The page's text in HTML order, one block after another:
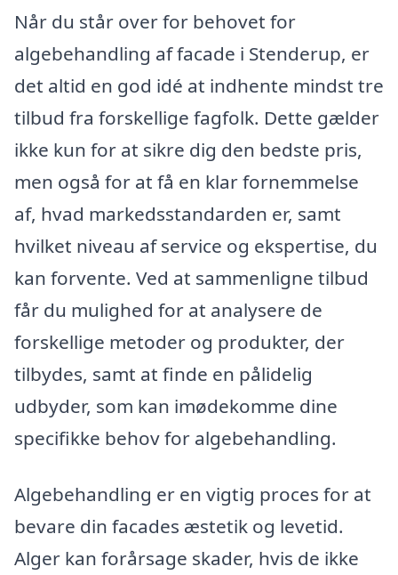
Når du står over for behovet for
algebehandling af facade i Stenderup, er
det altid en god idé at indhente mindst tre
tilbud fra forskellige fagfolk. Dette gælder
ikke kun for at sikre dig den bedste pris,
men også for at få en klar fornemmelse
af, hvad markedsstandarden er, samt
hvilket niveau af service og ekspertise, du
kan forvente. Ved at sammenligne tilbud
får du mulighed for at analysere de
forskellige metoder og produkter, der
tilbydes, samt at finde en pålidelig
udbyder, som kan imødekomme dine
specifikke behov for algebehandling.
Algebehandling er en vigtig proces for at
bevare din facades æstetik og levetid.
Alger kan forårsage skader, hvis de ikke